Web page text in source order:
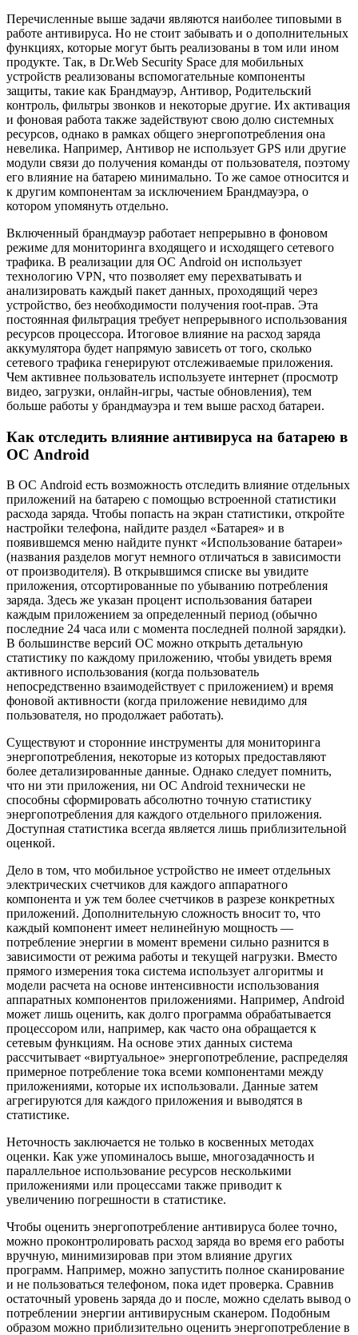
Перечисленные выше задачи являются наиболее типовыми в
работе антивируса. Но не стоит забывать и о дополнительных
функциях, которые могут быть реализованы в том или ином
продукте. Так, в Dr.Web Security Space для мобильных
устройств реализованы вспомогательные компоненты
защиты, такие как Брандмауэр, Антивор, Родительский
контроль, фильтры звонков и некоторые другие. Их активация
и фоновая работа также задействуют свою долю системных
ресурсов, однако в рамках общего энергопотребления она
невелика. Например, Антивор не использует GPS или другие
модули связи до получения команды от пользователя, поэтому
его влияние на батарею минимально. То же самое относится и
к другим компонентам за исключением Брандмауэра, о
котором упомянуть отдельно.
Включенный брандмауэр работает непрерывно в фоновом
режиме для мониторинга входящего и исходящего сетевого
трафика. В реализации для ОС Android он использует
технологию VPN, что позволяет ему перехватывать и
анализировать каждый пакет данных, проходящий через
устройство, без необходимости получения root-прав. Эта
постоянная фильтрация требует непрерывного использования
ресурсов процессора. Итоговое влияние на расход заряда
аккумулятора будет напрямую зависеть от того, сколько
сетевого трафика генерируют отслеживаемые приложения.
Чем активнее пользователь используете интернет (просмотр
видео, загрузки, онлайн-игры, частые обновления), тем
больше работы у брандмауэра и тем выше расход батареи.
Как отследить влияние антивируса на батарею в
ОС Android
В ОС Android есть возможность отследить влияние отдельных
приложений на батарею с помощью встроенной статистики
расхода заряда. Чтобы попасть на экран статистики, откройте
настройки телефона, найдите раздел «Батарея» и в
появившемся меню найдите пункт «Использование батареи»
(названия разделов могут немного отличаться в зависимости
от производителя). В открывшимся списке вы увидите
приложения, отсортированные по убыванию потребления
заряда. Здесь же указан процент использования батареи
каждым приложением за определенный период (обычно
последние 24 часа или с момента последней полной зарядки).
В большинстве версий ОС можно открыть детальную
статистику по каждому приложению, чтобы увидеть время
активного использования (когда пользователь
непосредственно взаимодействует с приложением) и время
фоновой активности (когда приложение невидимо для
пользователя, но продолжает работать).
Существуют и сторонние инструменты для мониторинга
энергопотребления, некоторые из которых предоставляют
более детализированные данные. Однако следует помнить,
что ни эти приложения, ни ОС Android технически не
способны сформировать абсолютно точную статистику
энергопотребления для каждого отдельного приложения.
Доступная статистика всегда является лишь приблизительной
оценкой.
Дело в том, что мобильное устройство не имеет отдельных
электрических счетчиков для каждого аппаратного
компонента и уж тем более счетчиков в разрезе конкретных
приложений. Дополнительную сложность вносит то, что
каждый компонент имеет нелинейную мощность —
потребление энергии в момент времени сильно разнится в
зависимости от режима работы и текущей нагрузки. Вместо
прямого измерения тока система использует алгоритмы и
модели расчета на основе интенсивности использования
аппаратных компонентов приложениями. Например, Android
может лишь оценить, как долго программа обрабатывается
процессором или, например, как часто она обращается к
сетевым функциям. На основе этих данных система
рассчитывает «виртуальное» энергопотребление, распределяя
примерное потребление тока всеми компонентами между
приложениями, которые их использовали. Данные затем
агрегируются для каждого приложения и выводятся в
статистике.
Неточность заключается не только в косвенных методах
оценки. Как уже упоминалось выше, многозадачность и
параллельное использование ресурсов несколькими
приложениями или процессами также приводит к
увеличению погрешности в статистике.
Чтобы оценить энергопотребление антивируса более точно,
можно проконтролировать расход заряда во время его работы
вручную, минимизировав при этом влияние других
программ. Например, можно запустить полное сканирование
и не пользоваться телефоном, пока идет проверка. Сравнив
остаточный уровень заряда до и после, можно сделать вывод о
потреблении энергии антивирусным сканером. Подобным
образом можно приблизительно оценить энергопотребление в